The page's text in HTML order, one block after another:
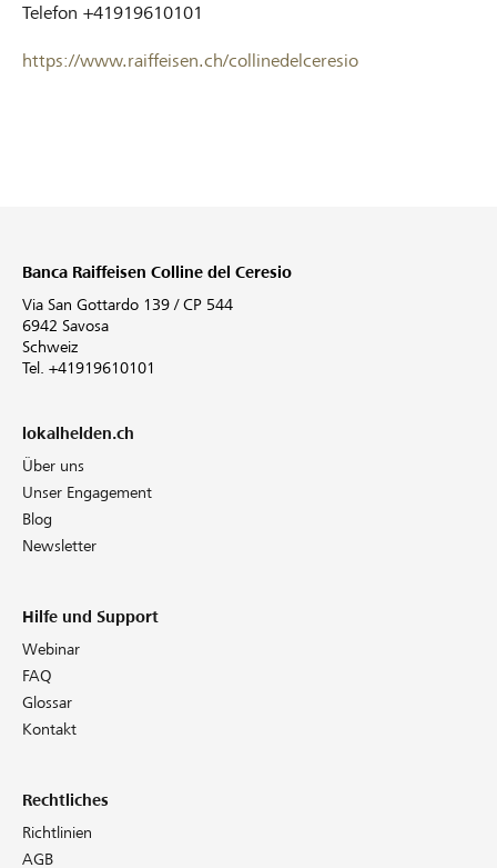
Telefon +41919610101
https://www.raiffeisen.ch/collinedelceresio
Banca Raiffeisen Colline del Ceresio
Via San Gottardo 139 / CP 544
6942 Savosa
Schweiz
Tel. +41919610101
lokalhelden.ch
Über uns
Unser Engagement
Blog
Newsletter
Hilfe und Support
Webinar
FAQ
Glossar
Kontakt
Rechtliches
Richtlinien
AGB